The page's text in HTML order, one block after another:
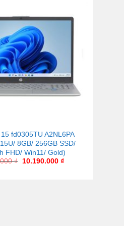
fd0305TU A2NL6PA
8GB/ 256GB SSD/
FHD/ Win11/ Gold)
₫ 10.190.000 ₫